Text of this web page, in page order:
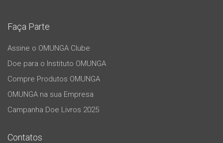
Faça Parte
Assine o OMUNGA Clube
Doe para o Instituto OMUNGA
Compre Produtos OMUNGA
OMUNGA na sua Empresa
Campanha Doe Livros 2025
Contatos